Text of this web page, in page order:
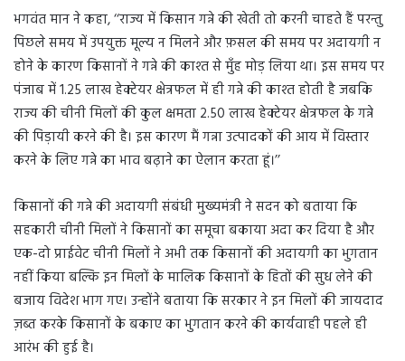
भगवंत मान ने कहा, ‘‘राज्य में किसान गन्ने की खेती तो करनी चाहते हैं परन्तु
पिछले समय में उपयुक्त मूल्य न मिलने और फ़सल की समय पर अदायगी न
होने के कारण किसानों ने गन्ने की काश्त से मुँह मोड़ लिया था। इस समय पर
पंजाब में 1.25 लाख हेक्टेयर क्षेत्रफल में ही गन्ने की काश्त होती है जबकि
राज्य की चीनी मिलों की कुल क्षमता 2.50 लाख हेक्टेयर क्षेत्रफल के गन्ने
की पिड़ायी करने की है। इस कारण मैं गन्ना उत्पादकों की आय में विस्तार
करने के लिए गन्ने का भाव बढ़ाने का ऐलान करता हूं।’’
किसानों की गन्ने की अदायगी संबंधी मुख्यमंत्री ने सदन को बताया कि
सहकारी चीनी मिलों ने किसानों का समूचा बकाया अदा कर दिया है और
एक-दो प्राईवेट चीनी मिलों ने अभी तक किसानों की अदायगी का भुगतान
नहीं किया बल्कि इन मिलों के मालिक किसानों के हितों की सुध लेने की
बजाय विदेश भाग गए। उन्होंने बताया कि सरकार ने इन मिलों की जायदाद
ज़ब्त करके किसानों के बकाए का भुगतान करने की कार्यवाही पहले ही
आरंभ की हुई है।